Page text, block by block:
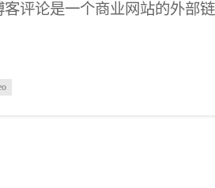
评论是一个商业网站的外部